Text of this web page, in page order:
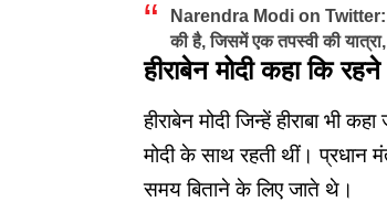
Narendra Modi on Twitter:
की है, जिसमें एक तपस्वी की यात्रा,
हीराबेन मोदीकहा कि रहने
हीराबेन मोदी जिन्हें हीराबा भी
मोदी के साथ रहती थीं। प्रधान
समय बिताने के लिए जाते थे।